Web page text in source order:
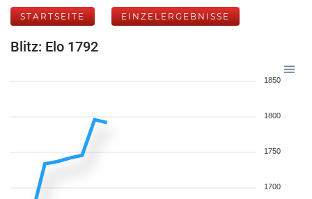
STARTSEITE EINZELERGEBNISSE
Blitz: Elo 1792
1850
1800
1750
1700